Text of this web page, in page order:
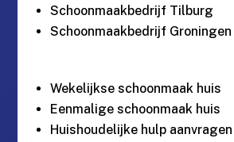
Schoonmaakbedrijf Tilburg
Schoonmaakbedrijf Groningen
Wekelijkse schoonmaak huis
Eenmalige schoonmaak huis
Huishoudelijke hulp aanvragen